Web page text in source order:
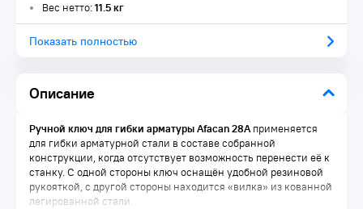
Описание
Вес нетто:11.5 кг
Показать полностью
Ручной ключ для гибки арматуры Afacan 28Aприменяется
для гибки арматурной стали в составе собранной
конструкции, когда отсутствует возможность перенести её к
станку. С одной стороны ключ оснащён удобной резиновой
рукояткой, с другой стороны находится «вилка» из кованной
легированной стали.